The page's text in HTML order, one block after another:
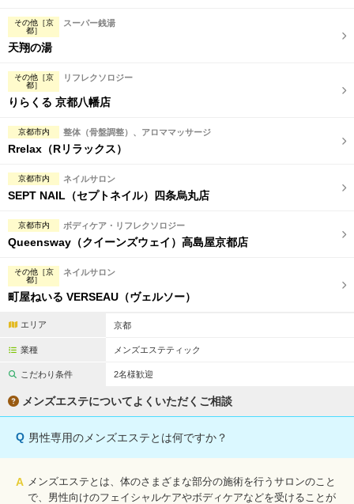
その他［京
都］
スーパー銭湯
天翔の湯
その他［京
都］
リフレクソロジー
りらくる 京都八幡店
京都市内 整体（骨盤調整）、アロママッサージ
Rrelax（Rリラックス）
京都市内 ネイルサロン
SEPT NAIL（セプトネイル）四条烏丸店
京都市内 ボディケア・リフレクソロジー
Queensway（クイーンズウェイ）高島屋京都店
その他［京
都］
ネイルサロン
町屋ねいる VERSEAU（ヴェルソー）
エリア 京都
業種 メンズエステティック
こだわり条件 2名様歓迎
メンズエステについてよくいただくご相談
Q 男性専用のメンズエステとは何ですか？
A メンズエステとは、体のさまざまな部分の施術を行うサロンのこと
で、男性向けのフェイシャルケアやボディケアなどを受けることが